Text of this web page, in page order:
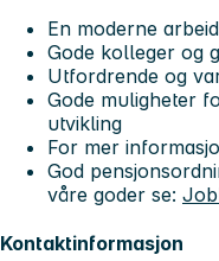
En moderne
Gode kolleger og
Utfordrende og
Gode muligheter
utvikling
For mer
God
våre goder se:
Kontaktinformasjon